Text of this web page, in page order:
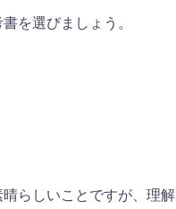
を選びましょう。
らしいことですが、理解